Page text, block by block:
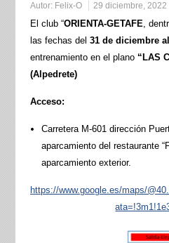
Autor: Felix-O 29 diciembre, 2022
El club “ORIENTA-GETAFE,
las fechas del 31 de diciembre
entrenamiento en el plano “LAS
(Alpedrete)
Acceso:
Carretera M-601 dirección
aparcamiento del restaurante
aparcamiento exterior.
https://www.google.es/maps/